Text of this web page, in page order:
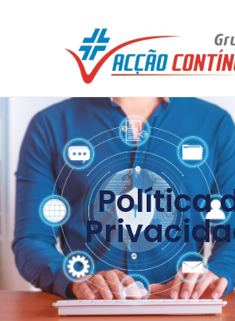
Política